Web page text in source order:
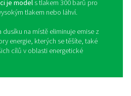
PPNG DX
PPNG DX je kompletní systém
dusíku, který přináší
s plošnými spoji, výhody